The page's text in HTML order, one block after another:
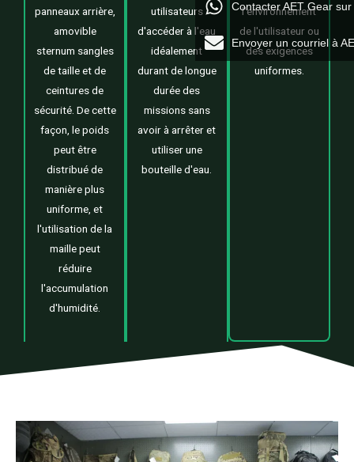
panneaux arrière,
amovible
sternum sangles
de taille et de
ceintures de
sécurité. De cette
façon, le poids
peut être
distribué de
manière plus
uniforme, et
l'utilisation de la
maille peut
réduire
l'accumulation
d'humidité.
utilisateurs
d'accéder à l'eau
idéalement
durant de longue
durée des
missions sans
avoir à arrêter et
utiliser une
bouteille d'eau.
l'environnement
de l'utilisateur ou
des exigences
uniformes.
Contacter AET Gear
Envoyer un courriel à